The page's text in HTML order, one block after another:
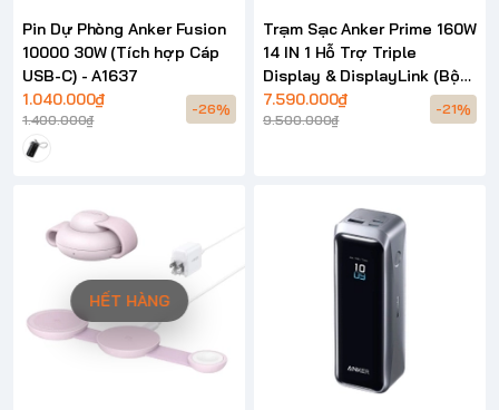
Pin Dự Phòng Anker Fusion
10000 30W (Tích hợp Cáp
USB-C) - A1637
1.040.000₫
1.400.000₫
-26%
Trạm Sạc Anker Prime 160W
14 IN 1 Hỗ Trợ Triple
Display & DisplayLink (Bộ
chuyển đổi Hub) - A83B3
7.590.000₫
9.500.000₫
-21%
HẾT HÀNG